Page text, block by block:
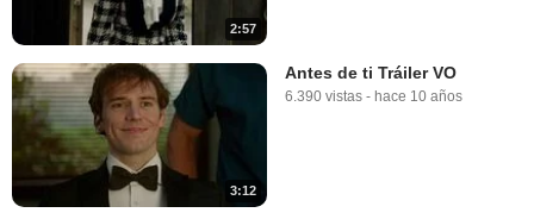
2:57
3:12
Antes de ti Tráiler VO
6.390 vistas - hace 10 años